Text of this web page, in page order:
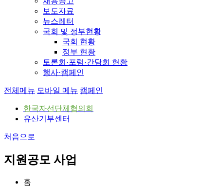
보도자료
뉴스레터
국회 및 정부현황
국회 현황
정부 현황
토론회·포럼·간담회 현황
행사·캠페인
전체메뉴 모바일 메뉴 캠페인
한국자선단체협의회
유산기부센터
처음으로
지원공모 사업
홈